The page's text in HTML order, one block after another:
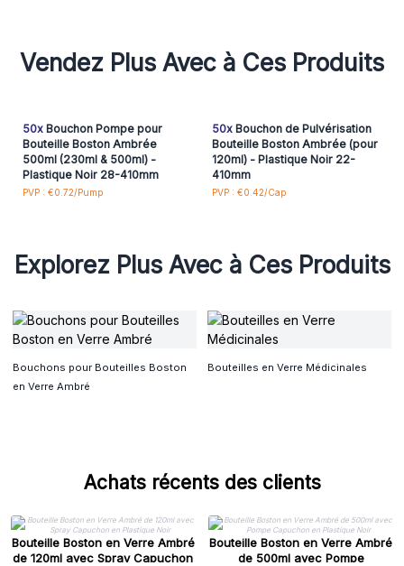
Vendez Plus Avec à Ces Produits
50xBouchon Pompe pour
Bouteille Boston Ambrée
500ml (230ml & 500ml) -
Plastique Noir 28-410mm
PVP : €0.72/Pump
50xBouchon de Pulvérisation
Bouteille Boston Ambrée (pour
120ml) - Plastique Noir 22-
410mm
PVP : €0.42/Cap
Explorez Plus Avec à Ces Produits
Bouchons pour Bouteilles Boston
en Verre Ambré
Bouteilles en Verre Médicinales
Achats récents des clients
Bouteille Boston en Verre Ambré
de 120ml avec Spray Capuchon
Bouteille Boston en Verre Ambré
de 500ml avec Pompe